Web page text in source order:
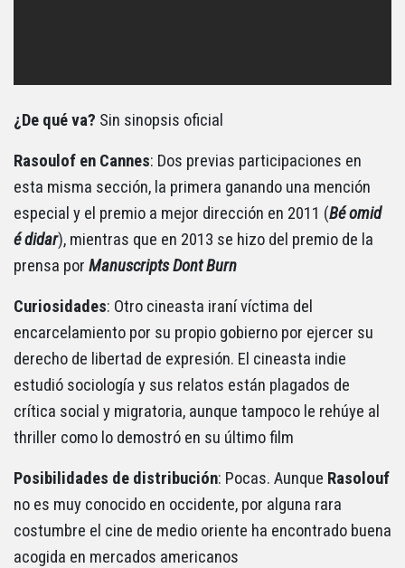
¿De qué va? Sin sinopsis oficial
Rasoulof en Cannes: Dos previas participaciones en
esta misma sección, la primera ganando una mención
especial y el premio a mejor dirección en 2011 (Bé omid
é didar), mientras que en 2013 se hizo del premio de la
prensa por Manuscripts Dont Burn
Curiosidades: Otro cineasta iraní víctima del
encarcelamiento por su propio gobierno por ejercer su
derecho de libertad de expresión. El cineasta indie
estudió sociología y sus relatos están plagados de
crítica social y migratoria, aunque tampoco le rehúye al
thriller como lo demostró en su último film
Posibilidades de distribución: Pocas. Aunque Rasolouf
no es muy conocido en occidente, por alguna rara
costumbre el cine de medio oriente ha encontrado buena
acogida en mercados americanos